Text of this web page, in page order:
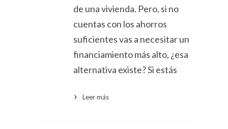
de una vivienda. Pero, si no
cuentas con los ahorros
suficientes vas a necesitar un
financiamiento más alto, ¿esa
alternativa existe? Si estás
Leer más